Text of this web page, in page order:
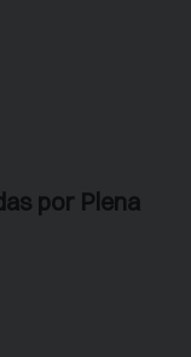
por Plena